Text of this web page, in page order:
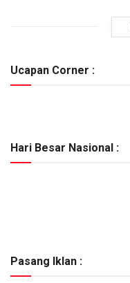
Ucapan Corner :
Hari Besar Nasional :
Pasang Iklan :